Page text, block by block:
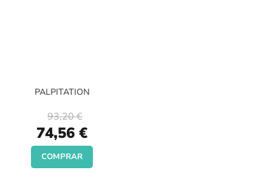
PALPITATION
Special
Price
74,56 €
93,20 €
COMPRAR